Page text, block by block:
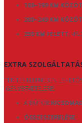
100–199 KM
200–249 KM
250 KM FELETT:
EXTRA
TÉRÍTÉS ELLENÉBEN
IGÉNYBEVÉTELÉRE:
A BÚTOR
ÖSSZESZERELÉSE,